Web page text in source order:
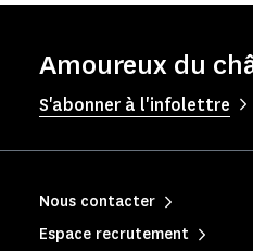
Amoureux du
S'abonner à l'infolettre
Nous contacter
Espace recrutement